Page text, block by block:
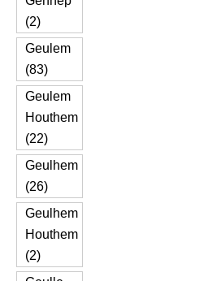
(2)
Geulem
(83)
Geulem
Houthem
(22)
Geulhem
(26)
Geulhem
Houthem
(2)